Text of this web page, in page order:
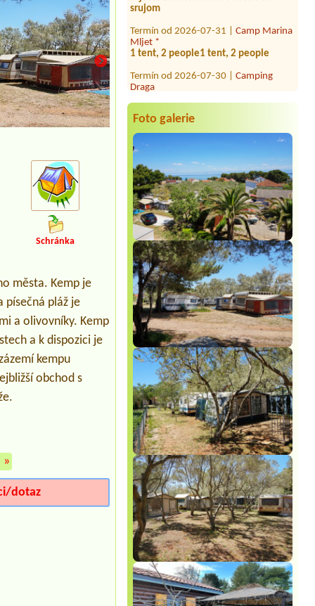
Termín od 2026-07-31 |
Mljet *
1 tent, 2 people1 tent, 2 people
Termín od 2026-07-30 |
Camping
Draga
1x, 2x person
Termín od 2026-08-15 |Camp Dole **
5x
Termín od 2026-08-03 |
Camp
Krvavica *
1x Camping place with electricity for a
campervan
Termín od 2026-10-05 |Camping
Katinka *
-1x place for car with access to
electricity and near water, 2 person -
Termín od 2026-07-27 |Camp Slapic
****
1 camper van
Termín od 2026-07-25 |Camp Kačjak
**
Foto galerie
Schránka
města. Kemp je
písečná pláž je
a olivovníky. Kemp
a k dispozici je
kempu
obchod s
»
dotaz